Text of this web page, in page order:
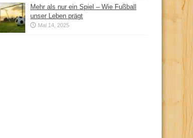
Mehr als nur ein Spiel – Wie Fußball
unser Leben prägt
Mai 14, 2025